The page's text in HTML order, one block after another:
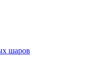
шаров